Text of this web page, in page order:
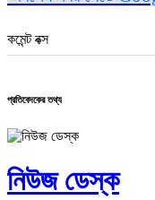
কমেন্ট বক্স
প্রতিবেদকের তথ্য
নিউজ ডেস্ক